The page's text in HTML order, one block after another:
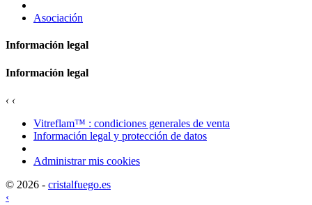
Asociación
Información legal
Información legal
‹ ‹
Vitreflam™ : condiciones generales de venta
Información legal y protección de datos
Administrar mis cookies
© 2026 - cristalfuego.es
‹